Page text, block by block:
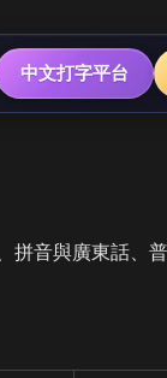
中文打字平台
拼音與廣東話、